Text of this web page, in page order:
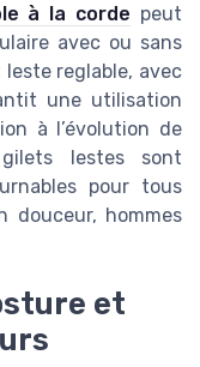
à la corde peut
avec ou sans
reglable, avec
une utilisation
à l’évolution de
lestes sont
pour tous
douceur, hommes
et